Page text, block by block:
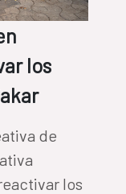
los
de
los